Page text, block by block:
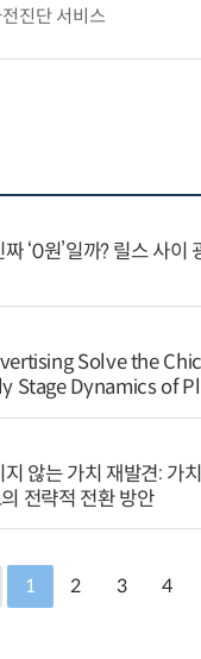
진단 서비스
‘0원’일까? 릴스 사이
Solve the
Stage Dynamics of
않는 가치 재발견: 가
전략적 전환 방안
1 2 3 4